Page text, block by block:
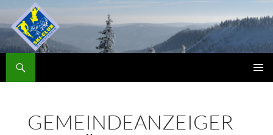
Zum
Inhalt
springen
Skiclub
GEMEINDEANZEIGER